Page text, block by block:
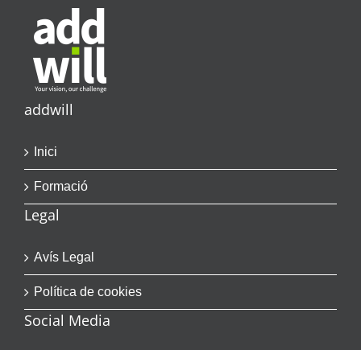
addwill
Inici
Formació
Legal
Avís Legal
Política de cookies
Social Media